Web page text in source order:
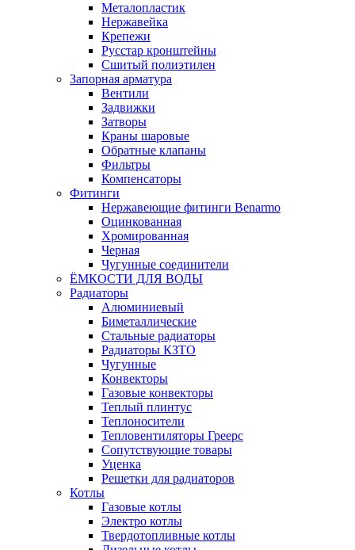
Металопластик
Нержавейка
Крепежи
Русстар кронштейны
Сшитый полиэтилен
Запорная арматура
Вентили
Задвижки
Затворы
Краны шаровые
Обратные клапаны
Фильтры
Компенсаторы
Фитинги
Нержавеющие фитинги Benarmo
Оцинкованная
Хромированная
Черная
Чугунные соединители
ЁМКОСТИ ДЛЯ ВОДЫ
Радиаторы
Алюминиевый
Биметаллические
Стальные радиаторы
Радиаторы КЗТО
Чугунные
Конвекторы
Газовые конвекторы
Теплый плинтус
Теплоносители
Тепловентиляторы Греерс
Сопутствующие товары
Уценка
Решетки для радиаторов
Котлы
Газовые котлы
Электро котлы
Твердотопливные котлы